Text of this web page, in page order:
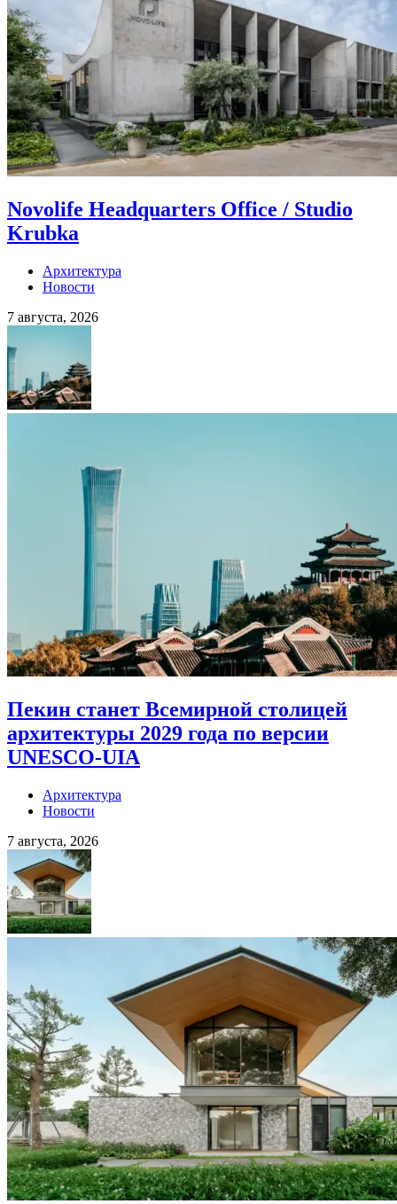
Novolife Headquarters Office / Studio
Krubka
Архитектура
Новости
7 августа, 2026
Пекин станет Всемирной столицей
архитектуры 2029 года по версии
UNESCO-UIA
Архитектура
Новости
7 августа, 2026